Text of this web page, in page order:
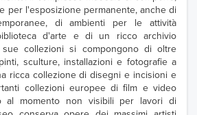
per l'esposizione permanente, anche di
di ambienti per le attività
d'arte e di un ricco archivio
collezioni si compongono di oltre
sculture, installazioni e fotografie a
ricca collezione di disegni e incisioni e
collezioni europee di film e video
al momento non visibili per lavori di